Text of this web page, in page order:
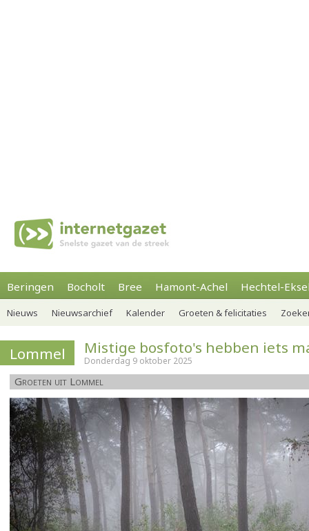
Beringen Bocholt Bree Hamont-Achel Hechtel-
Nieuws Nieuwsarchief Kalender Groeten & felicitaties
Lommel Mistige bosfoto's hebben iets
Donderdag 9 oktober 2025
Groeten uit Lommel